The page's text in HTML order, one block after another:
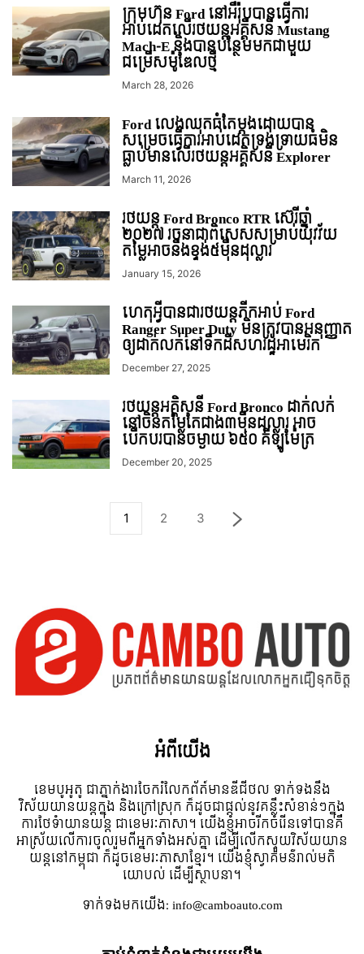
ក្រុមហ៊ុន Ford នៅអឺរ៉ុបបានធ្វើការ
អាប់ដេតលើរថយន្តអគ្គីសនី Mustang
Mach-E និងបានបន្ថែមមកជាមួយ
ជម្រើសម៉ូឌែលថ្មី
March 28, 2026
Ford លេងឈុតធំតែម្ដងដោយបាន
សម្រេចធ្វើការអាប់ដេតទ្រង់ទ្រាយធំមិន
ធ្លាប់មានលើរថយន្ដអគ្គិសនី Explorer
March 11, 2026
រថយន្ត Ford Bronco RTR ស៊េរីឆ្នាំ
២០២៧ រចនាជាពិសេសសម្រាប់យុវវ័យ
តម្លៃអាចនឹងខ្ទង់៥មុឺនដុល្លារ
January 15, 2026
ហេតុអ្វីបានជារថយន្ដភីកអាប់ Ford
Ranger Super Duty មិនត្រូវបានអនុញ្ញាត
ឲ្យដាក់លក់នៅទឹកដីសហរដ្ឋអាមេរិក
December 27, 2025
រថយន្ដអគ្គិសនី Ford Bronco ដាក់លក់
នៅចិនតម្លៃតែជាង៣មុឺនដុល្លារ អាច
បើកបរបានចម្ងាយ ៦៥០ គីឡូម៉ែត្រ
December 20, 2025
1 2 3
អំពី​យើង
ខេមបូអូតូ ជាភ្នាក់ងារចែករំលែកព័ត៍មានឌីជីថល ទាក់ទងនឹង
វិស័យយានយន្តក្នុង និងក្រៅស្រុក ក៏ដូចជាផ្តល់នូវគន្លឹះសំខាន់ៗក្នុង
ការថែទំាយានយន្ត ជាខេមរៈភាសា។ យើងខ្ញុំអាចរីកចំរើនទៅបានគឺ
អាស្រ័យលើការចូលរួមពីអ្នកទាំងអស់គ្នា ដើម្បីលើកស្ទួយវិស័យយាន
យន្តនៅកម្ពុជា ក៏ដូចខេមរៈភាសាខ្មែរ។ យើងខ្ញុំស្វាគមន៌រាល់មតិ
យោបល់ ដើម្បីស្ថាបនា។
ទាក់ទង​មក​យើង:info@camboauto.com